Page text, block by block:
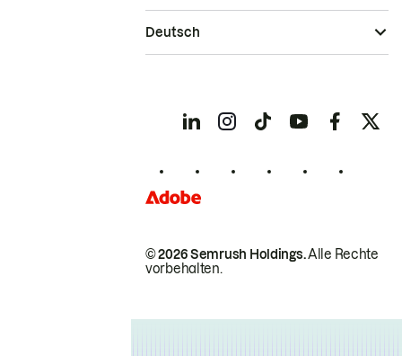
© 2026 Semrush Holdings.Alle Rechte
vorbehalten.
Deutsch